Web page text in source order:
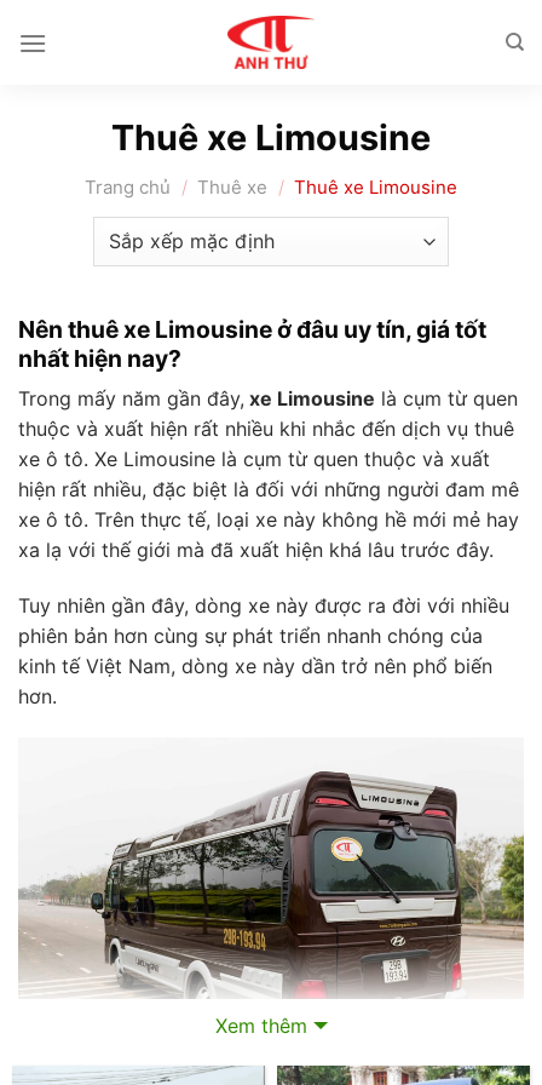
đến
Thuê xe Limousine
Trang chủ / Thuê xe / Thuê xe Limousine
Nên thuê xe Limousine ở đâu uy tín, giá tốt
nhất hiện nay?
Trong mấy năm gần đây, xe Limousine là cụm từ quen
thuộc và xuất hiện rất nhiều khi nhắc đến dịch vụ thuê
xe ô tô. Xe Limousine là cụm từ quen thuộc và xuất
hiện rất nhiều, đặc biệt là đối với những người đam mê
xe ô tô. Trên thực tế, loại xe này không hề mới mẻ hay
xa lạ với thế giới mà đã xuất hiện khá lâu trước đây.
Tuy nhiên gần đây, dòng xe này được ra đời với nhiều
phiên bản hơn cùng sự phát triển nhanh chóng của
kinh tế Việt Nam, dòng xe này dần trở nên phổ biến
hơn.
Xem thêm